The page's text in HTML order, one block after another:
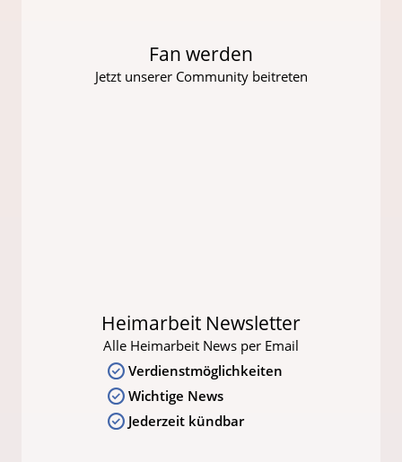
Fan werden
Jetzt unserer Community beitreten
Heimarbeit Newsletter
Alle Heimarbeit News per Email
Verdienstmöglichkeiten
Wichtige News
Jederzeit kündbar